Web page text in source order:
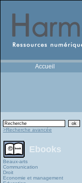
Accueil
>Recherche avancée
Ebooks
Beaux-arts
Communication
Droit
Economie et management